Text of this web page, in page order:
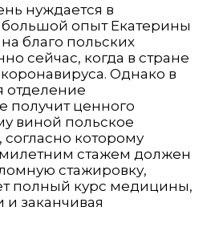
нуждается в
большой опыт Екатерины
благо польских
сейчас, когда в стране
Однако в
получит ценного
виной польское
согласно которому
стажем должен
стажировку,
полный курс медицины,
и заканчивая